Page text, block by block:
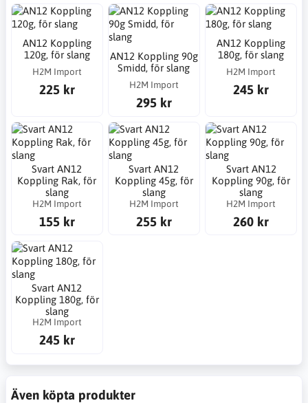
AN12 Koppling
120g, för slang
H2M Import
225 kr
AN12 Koppling 90g
Smidd, för slang
H2M Import
295 kr
AN12 Koppling
180g, för slang
H2M Import
245 kr
Svart AN12
Koppling Rak, för
slang
H2M Import
155 kr
Svart AN12
Koppling 45g, för
slang
H2M Import
255 kr
Svart AN12
Koppling 90g, för
slang
H2M Import
260 kr
Svart AN12
Koppling 180g, för
slang
H2M Import
245 kr
Även köpta produkter